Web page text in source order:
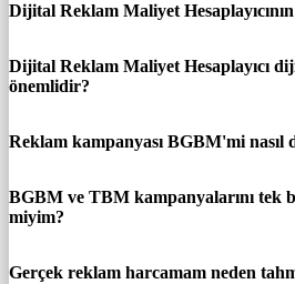
Dijital Reklam Maliyet
Dijital Reklam Maliyet Hesaplayıcı
önemlidir?
Reklam kampanyası BGBM'mi nasıl
BGBM ve TBM kampanyalarını tek
miyim?
Gerçek reklam harcamam neden